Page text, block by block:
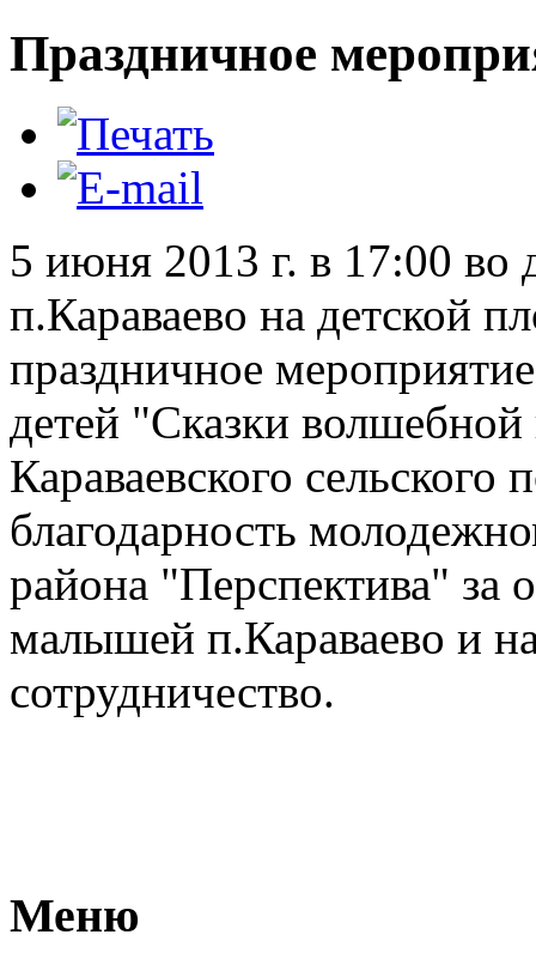
Праздничное
5 июня 2013 г. в 17:00
п.Караваево на детской
праздничное
детей "Сказки
Караваевского сельского
благодарность
района "Перспектива" за
малышей п.Караваево и
сотрудничество.
Меню